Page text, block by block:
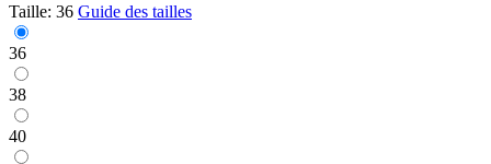
Taille: 36 Guide des tailles
36
38
40